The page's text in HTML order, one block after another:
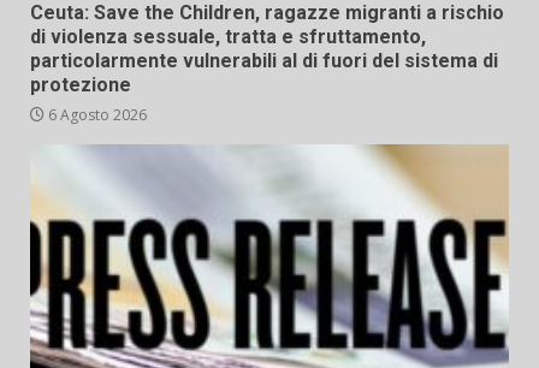
Ceuta: Save the Children, ragazze migranti a rischio
di violenza sessuale, tratta e sfruttamento,
particolarmente vulnerabili al di fuori del sistema di
protezione
6 Agosto 2026